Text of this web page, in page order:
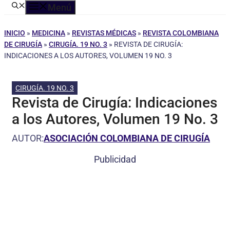
Menú
INICIO » MEDICINA » REVISTAS MÉDICAS » REVISTA COLOMBIANA
DE CIRUGÍA » CIRUGÍA. 19 NO. 3 » REVISTA DE CIRUGÍA:
INDICACIONES A LOS AUTORES, VOLUMEN 19 NO. 3
CIRUGÍA. 19 NO. 3
Revista de Cirugía: Indicaciones
a los Autores, Volumen 19 No. 3
AUTOR:ASOCIACIÓN COLOMBIANA DE CIRUGÍA
Publicidad